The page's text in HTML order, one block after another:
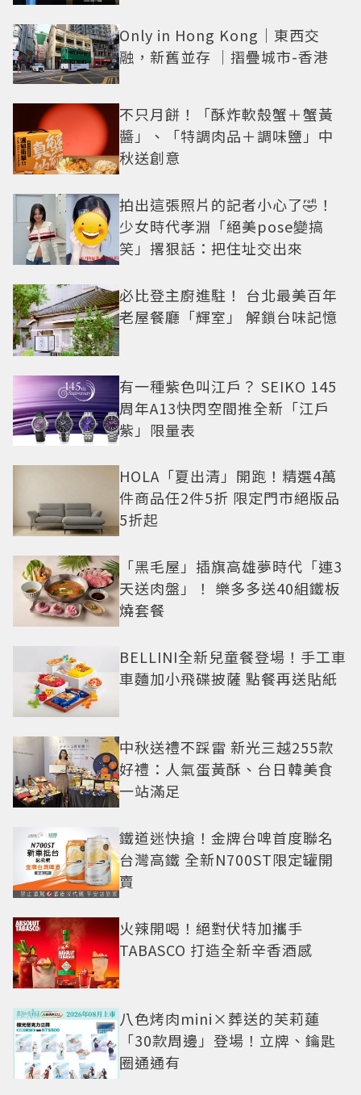
Only in Hong Kong｜東西交
融，新舊並存 ｜摺疊城市-香港
不只月餅！「酥炸軟殼蟹＋蟹黃
醬」、「特調肉品＋調味鹽」中
秋送創意
拍出這張照片的記者小心了🤣！
少女時代孝淵「絕美pose變搞
笑」撂狠話：把住址交出來
必比登主廚進駐！ 台北最美百年
老屋餐廳「輝室」 解鎖台味記憶
有一種紫色叫江戶？ SEIKO 145
周年A13快閃空間推全新「江戶
紫」限量表
HOLA「夏出清」開跑！精選4萬
件商品任2件5折 限定門市絕版品
5折起
「黑毛屋」插旗高雄夢時代「連3
天送肉盤」！ 樂多多送40組鐵板
燒套餐
BELLINI全新兒童餐登場！手工車
車麵加小飛碟披薩 點餐再送貼紙
中秋送禮不踩雷 新光三越255款
好禮：人氣蛋黃酥、台日韓美食
一站滿足
鐵道迷快搶！金牌台啤首度聯名
台灣高鐵 全新N700ST限定罐開
賣
火辣開喝！絕對伏特加攜手
TABASCO 打造全新辛香酒感
八色烤肉mini×葬送的芙莉蓮
「30款周邊」登場！立牌、鑰匙
圈通通有